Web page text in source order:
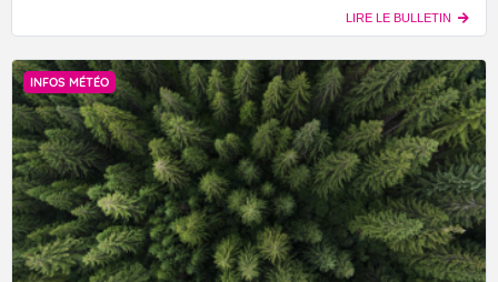
LIRE LE BULLETIN
INFOS MÉTÉO